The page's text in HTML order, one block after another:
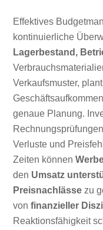
Effektives
kontinuierliche
Lagerbestand,
Verkaufsmuster,
genaue Planung.
Verluste und
Zeiten können
den Umsatz
Preisnachlässe zu
vonfinanzieller
Reaktionsfähigkeit